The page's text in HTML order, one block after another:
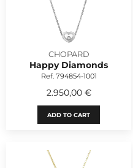
CHOPARD
Happy Diamonds
Ref. 794854-1001
2.950,00 €
ADD TO CART